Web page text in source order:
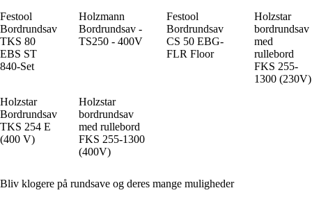
Festool
Bordrundsav
TKS 80
EBS ST
840-Set
Holzmann
Bordrundsav -
TS250 - 400V
Festool
Bordrundsav
CS 50 EBG-
FLR Floor
Holzstar
bordrundsav
med
rullebord
FKS 255-
1300 (230V)
Holzstar
Bordrundsav
TKS 254 E
(400 V)
Holzstar
bordrundsav
med rullebord
FKS 255-1300
(400V)
Bliv klogere på rundsave og deres mange muligheder